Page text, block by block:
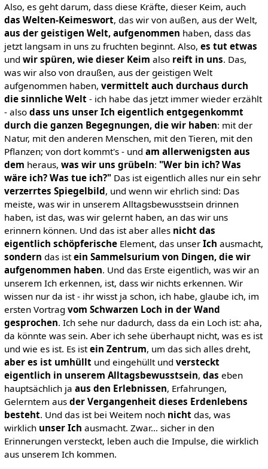
Also, es geht darum, dass diese Kräfte, dieser Keim, auch
das Welten-Keimeswort, das wir von außen, aus der Welt,
aus der geistigen Welt, aufgenommen haben, dass das
jetzt langsam in uns zu fruchten beginnt. Also, es tut etwas
und wir spüren, wie dieser Keim also reift in uns. Das,
was wir also von draußen, aus der geistigen Welt
aufgenommen haben, vermittelt auch durchaus durch
die sinnliche Welt- ich habe das jetzt immer wieder erzählt
- also dass uns unser Ich eigentlich entgegenkommt
durch die ganzen Begegnungen, die wir haben: mit der
Natur, mit den anderen Menschen, mit den Tieren, mit den
Pflanzen; von dort kommt's - und am allerwenigsten aus
dem heraus, was wir uns grübeln: "Wer bin ich? Was
wäre ich? Was tue ich?"Das ist eigentlich alles nur ein sehr
verzerrtes Spiegelbild, und wenn wir ehrlich sind: Das
meiste, was wir in unserem Alltagsbewusstsein drinnen
haben, ist das, was wir gelernt haben, an das wir uns
erinnern können. Und das ist aber alles nicht das
eigentlich schöpferischeElement, das unser Ich ausmacht,
sondern das istein Sammelsurium von Dingen, die wir
aufgenommen haben. Und das Erste eigentlich, was wir an
unserem Ich erkennen, ist, dass wir nichts erkennen. Wir
wissen nur da ist - ihr wisst ja schon, ich habe, glaube ich, im
ersten Vortrag vom Schwarzen Loch in der Wand
gesprochen. Ich sehe nur dadurch, dass da ein Loch ist: aha,
da könnte was sein. Aber ich sehe überhaupt nicht, was es ist
und wie es ist. Es istein Zentrum, um das sich alles dreht,
aber es ist umhülltund eingehüllt und versteckt
eigentlich in unserem Alltagsbewusstsein, das eben
hauptsächlich ja aus den Erlebnissen, Erfahrungen,
Gelerntem aus der Vergangenheit dieses Erdenlebens
besteht. Und das ist bei Weitem noch nichtdas, was
wirklich unser Ich ausmacht. Zwar… sicher in den
Erinnerungen versteckt, leben auch die Impulse, die wirklich
aus unserem Ich kommen.